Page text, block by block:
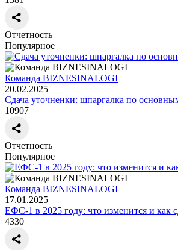
Отчетность
Популярное
Команда BIZNESINALOGI
20.02.2025
Сдача уточненки: шпаргалка по
10907
Отчетность
Популярное
Команда BIZNESINALOGI
17.01.2025
ЕФС-1 в 2025 году: что изменится и как
4330